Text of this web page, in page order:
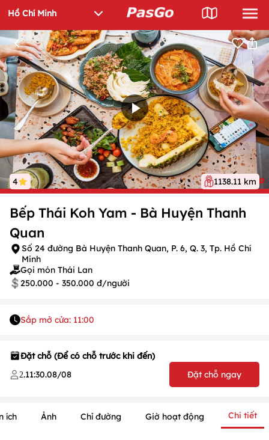
4 1138.11 km
Bếp Thái Koh Yam - Bà Huyện Thanh
Quan
Số 24 đường Bà Huyện Thanh Quan, P. 6, Q. 3, Tp. Hồ Chí
Minh
Gọi món Thái Lan
250.000 - 350.000 đ/người
Sắp mở cửa: 11:00
Đặt chỗ (Để có chỗ trước khi đến)
2.11:30.08/08 Đặt chỗ ngay
ích Ảnh Chỉ đường Giờ hoạt động Chi tiết